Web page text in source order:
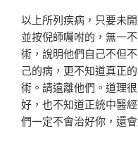
以上所列疾病，只要未
並按倪師囑咐的，無一
術，說明他們自己不但
己的病，更不知道真正
術。請遠離他們。道理
好，也不知道正統中醫
們一定不會治好你，還